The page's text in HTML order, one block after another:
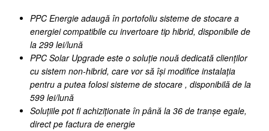
PPC Energie adaugă în portofoliu sisteme de stocare a
energiei compatibile cu invertoare tip hibrid, disponibile de
la 299 lei/lună
PPC Solar Upgrade este o soluție nouă dedicată clienților
cu sistem non-hibrid, care vor să își modifice instalația
pentru a putea folosi sisteme de stocare , disponibilă de la
599 lei/lună
Soluțiile pot fi achiziționate în până la 36 de tranșe egale,
direct pe factura de energie